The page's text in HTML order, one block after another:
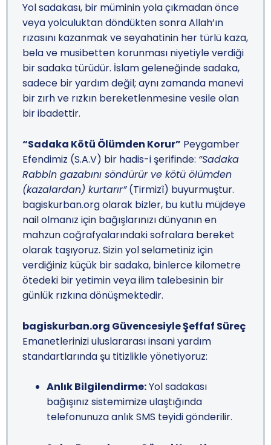
Yol sadakası, bir müminin yola çıkmadan önce
veya yolculuktan döndükten sonra Allah’ın
rızasını kazanmak ve seyahatinin her türlü kaza,
bela ve musibetten korunması niyetiyle verdiği
bir sadaka türüdür. İslam geleneğinde sadaka,
sadece bir yardım değil; aynı zamanda manevi
bir zırh ve rızkın bereketlenmesine vesile olan
bir ibadettir.
“Sadaka Kötü Ölümden Korur” Peygamber
Efendimiz (S.A.V) bir hadis-i şerifinde: “Sadaka
Rabbin gazabını söndürür ve kötü ölümden
(kazalardan) kurtarır”(Tirmizî) buyurmuştur.
bagiskurban.org olarak bizler, bu kutlu müjdeye
nail olmanız için bağışlarınızı dünyanın en
mahzun coğrafyalarındaki sofralara bereket
olarak taşıyoruz. Sizin yol selametiniz için
verdiğiniz küçük bir sadaka, binlerce kilometre
ötedeki bir yetimin veya ilim talebesinin bir
günlük rızkına dönüşmektedir.
bagiskurban.org Güvencesiyle Şeffaf Süreç
Emanetlerinizi uluslararası insani yardım
standartlarında şu titizlikle yönetiyoruz:
Anlık Bilgilendirme:Yol sadakası
bağışınız sistemimize ulaştığında
telefonunuza anlık SMS teyidi gönderilir.